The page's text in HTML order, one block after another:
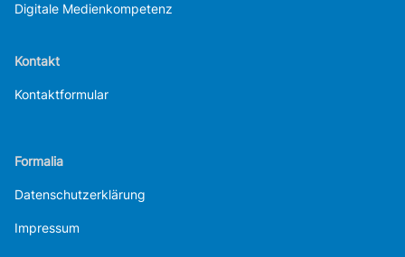
Digitale Medienkompetenz
Kontakt
Kontaktformular
Formalia
Datenschutzerklärung
Impressum